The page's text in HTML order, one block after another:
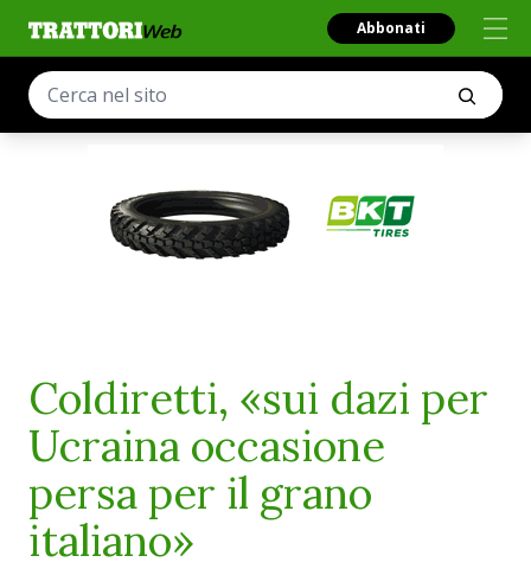
Abbonati
Coldiretti, «sui dazi per
Ucraina occasione
persa per il grano
italiano»